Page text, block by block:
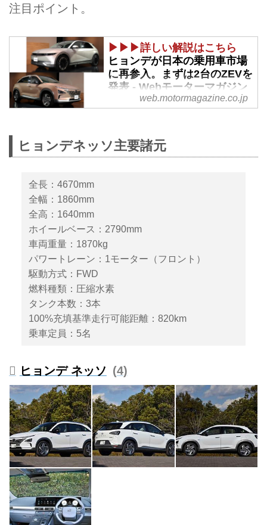
注目ポイント。
▶▶▶詳しい解説はこちら
ヒョンデが日本の乗用車市場
に再参入。まずは2台のZEVを
発表 - Webモーターマガジン
2022年2月8日、ヒョンデ モータ
は、日本の乗用車市場への参入を
発表。まず、ZEV（ゼロ エミッ
ソ）」を投入。2022年5月よりオ
リバリーの予定だ。
web.motormagazine.co.jp
ヒョンデネッソ主要諸元
全長：4670mm
全幅：1860mm
全高：1640mm
ホイールベース：2790mm
車両重量：1870kg
パワートレーン：1モーター（フロント）
駆動方式：FWD
燃料種類：圧縮水素
タンク本数：3本
100%充填基準走行可能距離：820km
乗車定員：5名
ヒョンデ ネッソ 4